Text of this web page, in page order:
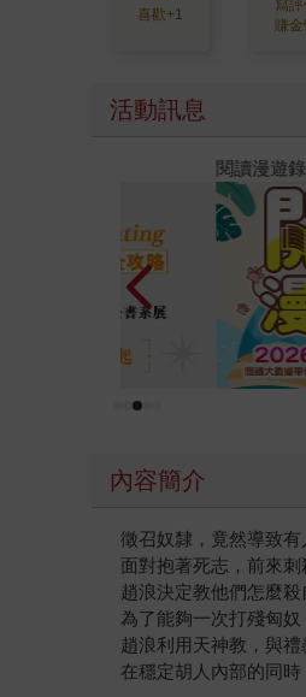
喜歡+1
寫評
賺金
活動訊息
2026金石堂暑假漫
內容簡介
徵召奴隸，竟然導致有
面對抱著死志，前來刺
趙浪決定教他們怎麼殺
為了能夠一次打殘匈奴
趙浪利用天神教，與禮
在穩定胡人內部的同